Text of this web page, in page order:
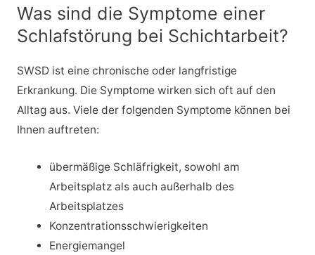
Was sind die Symptome einer
Schlafstörung bei Schichtarbeit?
SWSD ist eine chronische oder langfristige
Erkrankung. Die Symptome wirken sich oft auf den
Alltag aus. Viele der folgenden Symptome können bei
Ihnen auftreten:
übermäßige Schläfrigkeit, sowohl am
Arbeitsplatz als auch außerhalb des
Arbeitsplatzes
Konzentrationsschwierigkeiten
Energiemangel